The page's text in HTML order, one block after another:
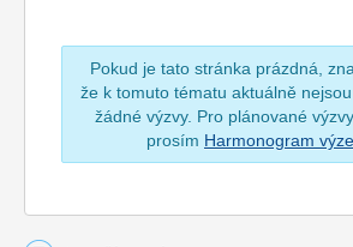
Pokud je tato stránka prázdná,
že k tomuto tématu aktuálně
žádné výzvy. Pro plánované
prosím Harmonogram